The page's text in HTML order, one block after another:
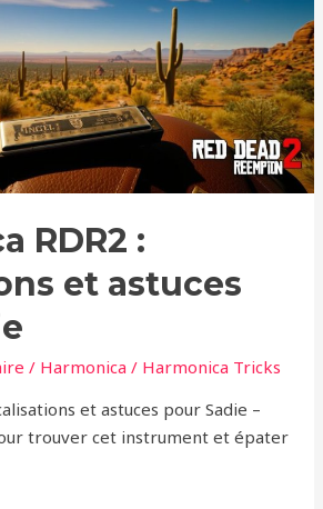
RDR2 :
et astuces
/ Harmonica / Harmonica Tricks
et astuces pour Sadie –
trouver cet instrument et épater